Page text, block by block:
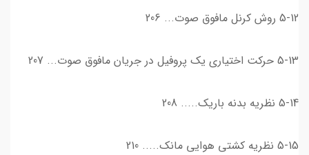
5-12 روش كرنل مافوق صوت... 206
5-13 حركت اختياري يك پروفيل در جريان مافوق صوت... 207
5-14 نظریه بدنه باريك..... 208
5-15 نظریه كشتي هوايي مانك..... 210